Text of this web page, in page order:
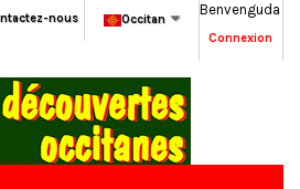
Benvenguda
Connexion
Occitan
nous